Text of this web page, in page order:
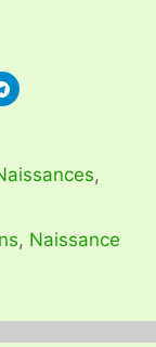
,
, Naissance